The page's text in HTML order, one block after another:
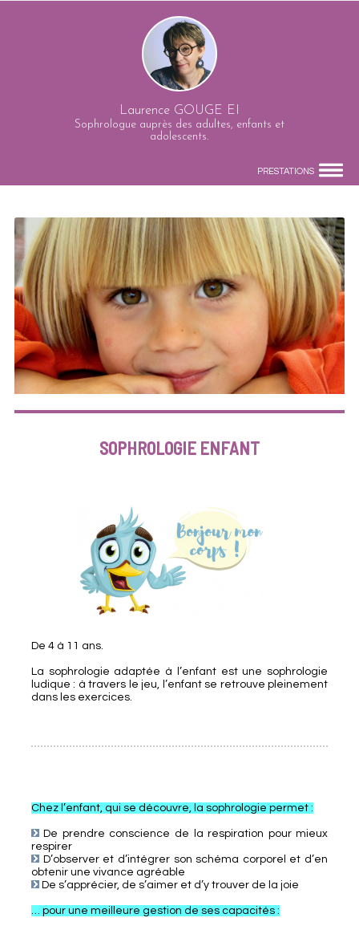
Laurence GOUGE EI
Sophrologue auprès des adultes, enfants et
adolescents.
PRESTATIONS
SOPHROLOGIE ENFANT
De 4 à 11 ans.
La sophrologie adaptée à l’enfant est une sophrologie
ludique : à travers le jeu, l’enfant se retrouve pleinement
dans les exercices.
Chez l’enfant, qui se découvre, la sophrologie permet :
De prendre conscience de la respiration pour mieux
respirer
D’observer et d’intégrer son schéma corporel et d’en
obtenir une vivance agréable
De s’apprécier, de s’aimer et d’y trouver de la joie
… pour une meilleure gestion de ses capacités :